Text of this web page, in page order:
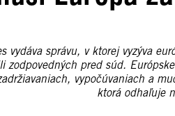
vydáva správu, v ktorej vyzýva
zodpovedných pred súd.
vypočúvaniach a
ktorá odhaľuje